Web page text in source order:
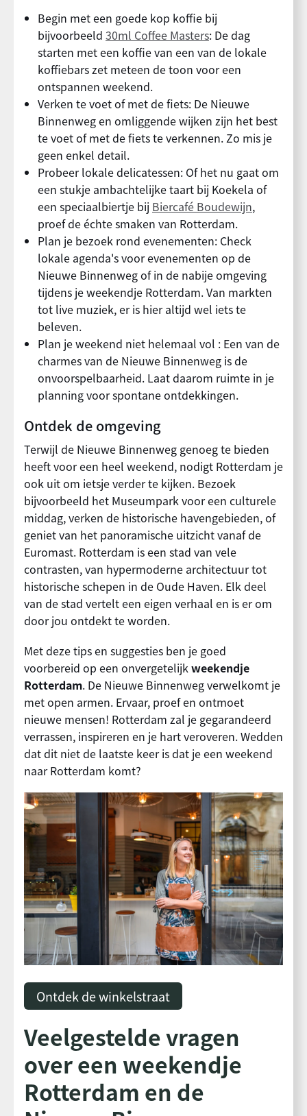
Begin met een goede kop koffie bij
bijvoorbeeld 30ml Coffee Masters: De dag
starten met een koffie van een van de lokale
koffiebars zet meteen de toon voor een
ontspannen weekend.
Verken te voet of met de fiets: De Nieuwe
Binnenweg en omliggende wijken zijn het best
te voet of met de fiets te verkennen. Zo mis je
geen enkel detail.
Probeer lokale delicatessen: Of het nu gaat om
een stukje ambachtelijke taart bij Koekela of
een speciaalbiertje bij Biercafé Boudewijn,
proef de échte smaken van Rotterdam.
Plan je bezoek rond evenementen: Check
lokale agenda's voor evenementen op de
Nieuwe Binnenweg of in de nabije omgeving
tijdens je weekendje Rotterdam. Van markten
tot live muziek, er is hier altijd wel iets te
beleven.
Plan je weekend niet helemaal vol : Een van de
charmes van de Nieuwe Binnenweg is de
onvoorspelbaarheid. Laat daarom ruimte in je
planning voor spontane ontdekkingen.
Ontdek de omgeving
Terwijl de Nieuwe Binnenweg genoeg te bieden
heeft voor een heel weekend, nodigt Rotterdam je
ook uit om ietsje verder te kijken. Bezoek
bijvoorbeeld het Museumpark voor een culturele
middag, verken de historische havengebieden, of
geniet van het panoramische uitzicht vanaf de
Euromast. Rotterdam is een stad van vele
contrasten, van hypermoderne architectuur tot
historische schepen in de Oude Haven. Elk deel
van de stad vertelt een eigen verhaal en is er om
door jou ontdekt te worden.
Met deze tips en suggesties ben je goed
voorbereid op een onvergetelijkweekendje
Rotterdam. De Nieuwe Binnenweg verwelkomt je
met open armen. Ervaar, proef en ontmoet
nieuwe mensen! Rotterdam zal je gegarandeerd
verrassen, inspireren en je hart veroveren. Wedden
dat dit niet de laatste keer is dat je een weekend
naar Rotterdam komt?
Ontdek de winkelstraat
Veelgestelde vragen
over een weekendje
Rotterdam en de